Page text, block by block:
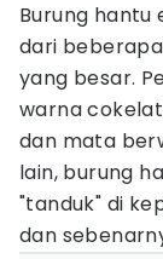
Burung hantu
dari
yang besar.
warna
dan mata
lain, burung
"tanduk" di
dan